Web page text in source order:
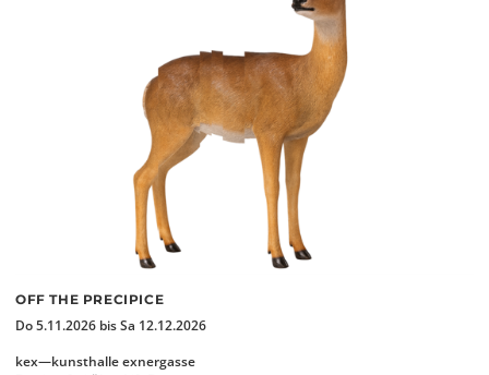
OFF THE PRECIPICE
Do 5.11.2026 bis Sa 12.12.2026
kex—kunsthalle exnergasse